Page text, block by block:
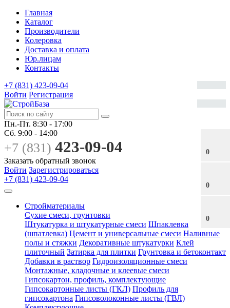
Главная
Каталог
Производители
Колеровка
Доставка и оплата
Юр.лицам
Контакты
0
0
0
+7 (831) 423-09-04
Войти Регистрация
Пн.-Пт. 8:30 - 17:00
Сб. 9:00 - 14:00
+7 (831) 423-09-04
Заказать обратный звонок
Войти Зарегистрироваться
+7 (831) 423-09-04
Стройматериалы
Сухие смеси, грунтовки
Штукатурка и штукатурные смеси Шпаклевка
(шпатлевка) Цемент и универсальные смеси Наливные
полы и стяжки Декоративные штукатурки Клей
плиточный Затирка для плитки Грунтовка и бетоконтакт
Добавки в раствор Гидроизоляционные смеси
Монтажные, кладочные и клеевые смеси
Гипсокартон, профиль, комплектующие
Гипсокартонные листы (ГКЛ) Профиль для
гипсокартона Гипсоволоконные листы (ГВЛ)